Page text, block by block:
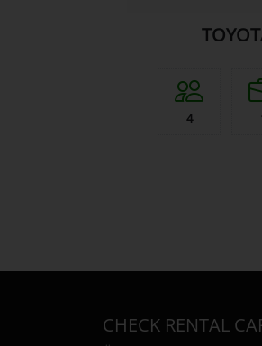
4
CHECK RENTAL